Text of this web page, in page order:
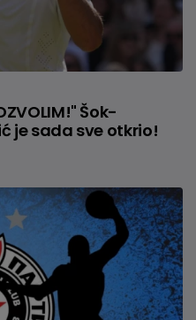
Šok-
je sada sve otkrio!